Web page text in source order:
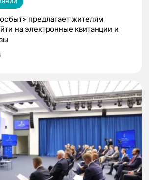
предлагает жителям
на электронные квитанции и